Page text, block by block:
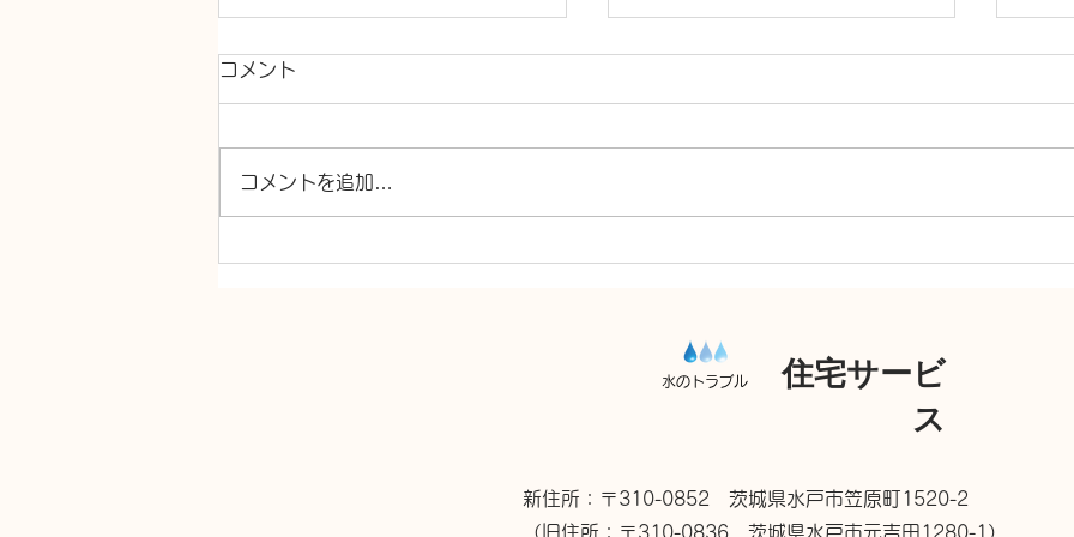
コメント
コメントを追加…
住宅サービ
ス
水のトラブル
新住所：〒310-0852 茨城県水戸市笠原町1520-2
（旧住所：〒310-0836 茨城県水戸市元吉田1280-1）